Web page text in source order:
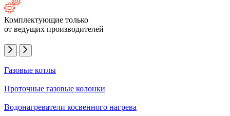
Комплектующие только
от ведущих производителей
Газовые котлы
Проточные газовые колонки
Водонагреватели косвенного нагрева